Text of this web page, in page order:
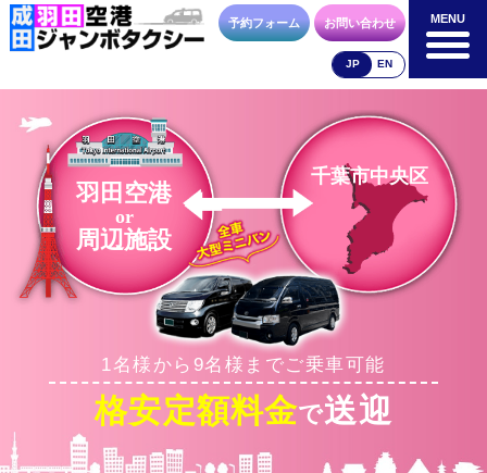
MENU
成田空港
料金表
空港送迎以外
料金表
車種・荷物 お支払方法 合流方法
お問合せ 予約フォーム
予約フォーム お問い合わせ
JP EN
MENU
羽田空港
or
周辺施設
千葉市中央区
1名様から9名様までご乗車可能
格安定額料金で送迎